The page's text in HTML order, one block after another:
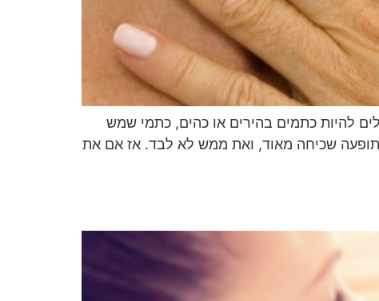
להיות כתמים בהירים או כהים, כתמי שמש
תופעה שכיחה מאוד, ואת ממש לא לבד. אז אם את